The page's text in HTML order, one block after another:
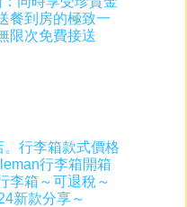
餐到房的極致一
限次免費接送
。行李箱款式價格
行李箱開箱
李箱～可退稅～
新款分享～